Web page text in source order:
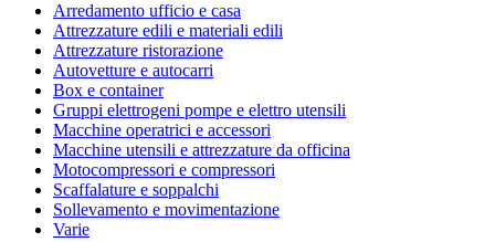
Arredamento ufficio e casa
Attrezzature edili e materiali edili
Attrezzature ristorazione
Autovetture e autocarri
Box e container
Gruppi elettrogeni pompe e elettro utensili
Macchine operatrici e accessori
Macchine utensili e attrezzature da officina
Motocompressori e compressori
Scaffalature e soppalchi
Sollevamento e movimentazione
Varie